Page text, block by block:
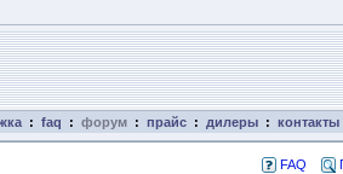
: faq : форум : прайс : дилеры : контакты
FAQ